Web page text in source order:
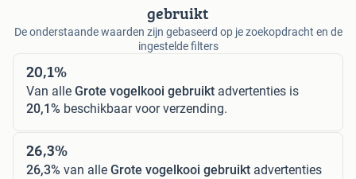
gebruikt
De onderstaande waarden zijn gebaseerd op je zoekopdracht en de
ingestelde filters
20,1%
Van alle Grote vogelkooi gebruikt advertenties is
20,1% beschikbaar voor verzending.
26,3%
26,3% van alle Grote vogelkooi gebruikt advertenties